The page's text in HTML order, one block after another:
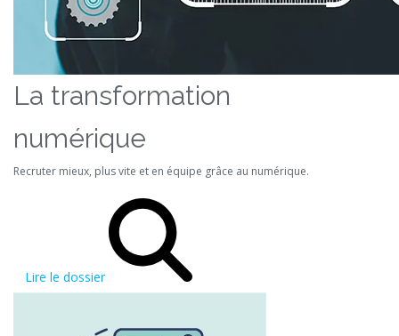
La transformation
numérique
Recruter mieux, plus vite et en équipe grâce au numérique.
Lire le dossier